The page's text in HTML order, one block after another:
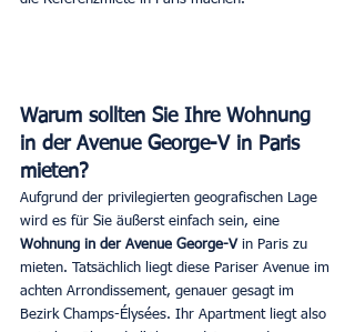
Warum sollten Sie Ihre Wohnung
in der Avenue George-V in Paris
mieten?
Aufgrund der privilegierten geografischen Lage
wird es für Sie äußerst einfach sein, eine
Wohnung in der Avenue George-V in Paris zu
mieten. Tatsächlich liegt diese Pariser Avenue im
achten Arrondissement, genauer gesagt im
Bezirk Champs-Élysées. Ihr Apartment liegt also